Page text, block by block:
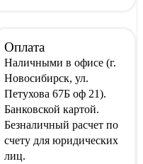
Оплата
Наличными в офисе (г.
Новосибирск, ул.
Петухова 67Б оф 21).
Банковской картой.
Безналичный расчет по
счету для юридических
лиц.